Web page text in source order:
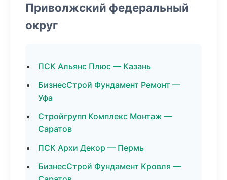
Приволжский федеральный
округ
ПСК Альянс Плюс — Казань
БизнесСтрой Фундамент Ремонт —
Уфа
Стройгрупп Комплекс Монтаж —
Саратов
ПСК Архи Декор — Пермь
БизнесСтрой Фундамент Кровля —